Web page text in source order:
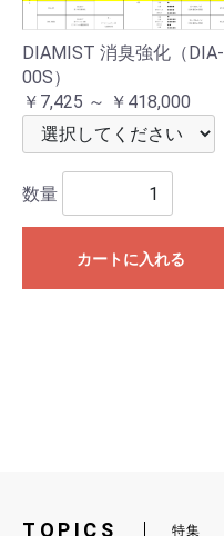
DIAMIST 消臭強化（DIA-
00S）
￥7,425 ～ ￥418,000
数量
カートに入れる
TOPICS 特集